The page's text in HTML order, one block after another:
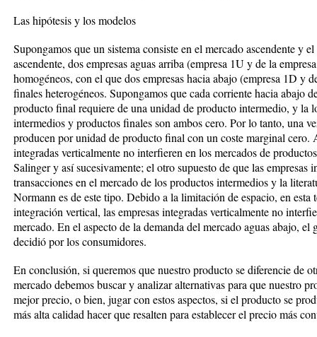
Las hipótesis y los modelos
Supongamos que un sistema consiste en el mercado ascendente y
ascendente, dos empresas aguas arriba (empresa 1U y de la
homogéneos, con el que dos empresas hacia abajo (empresa 1D y
finales heterogéneos. Supongamos que cada corriente hacia abajo
producto final requiere de una unidad de producto intermedio, y la
intermedios y productos finales son ambos cero. Por lo tanto, una
producen por unidad de producto final con un coste marginal cero.
integradas verticalmente no interfieren en los mercados de
Salinger y así sucesivamente; el otro supuesto de que las empresas
transacciones en el mercado de los productos intermedios y la
Normann es de este tipo. Debido a la limitación de espacio, en esta
integración vertical, las empresas integradas verticalmente no
mercado. En el aspecto de la demanda del mercado aguas abajo,
decidió por los consumidores.
En conclusión, si queremos que nuestro producto se diferencie de
mercado debemos buscar y analizar alternativas para que nuestro
mejor precio, o bien, jugar con estos aspectos, si el producto se
más alta calidad hacer que resalten para establecer el precio más